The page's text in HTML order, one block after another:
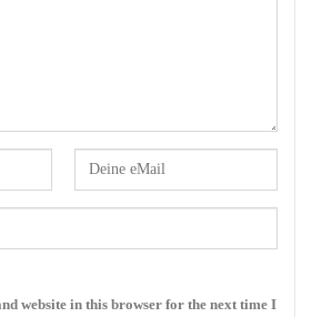
website in this browser for the next time I